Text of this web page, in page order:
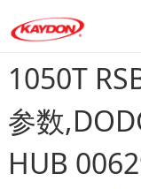
1050T
参数
HUB